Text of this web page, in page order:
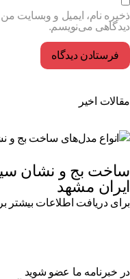
نام، ایمیل و وبسایت من
می‌نویسم.
اخیر
بج و نشان
مشهد
دریافت اطلاعات بیشتر
خبرنامه ما عضو شوید